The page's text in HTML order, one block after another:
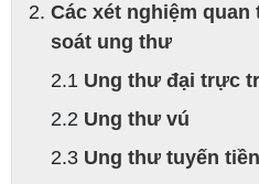
Các xét nghiệm
soát ung thư
Ung thư đại trực
Ung thư vú
Ung thư tuyến